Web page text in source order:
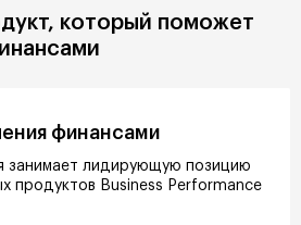
который поможет
финансами
занимает лидирующую позицию
продуктов Business Performance